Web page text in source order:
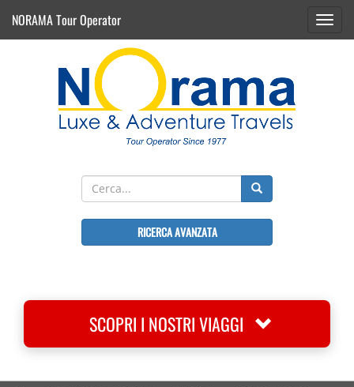
NORAMA Tour Operator
RICERCA AVANZATA
SCOPRI I NOSTRI VIAGGI